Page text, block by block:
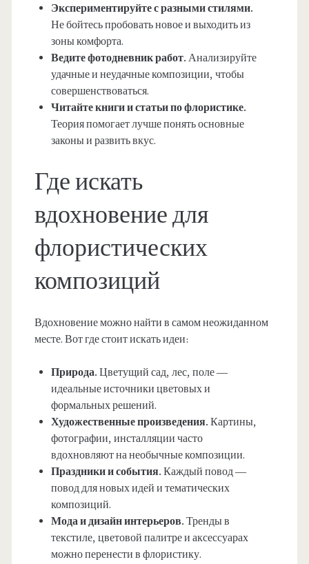
Экспериментируйте с разными стилями.
Не бойтесь пробовать новое и выходить из
зоны комфорта.
Ведите фотодневник работ. Анализируйте
удачные и неудачные композиции, чтобы
совершенствоваться.
Читайте книги и статьи по флористике.
Теория помогает лучше понять основные
законы и развить вкус.
Где искать
вдохновение для
флористических
композиций
Вдохновение можно найти в самом неожиданном
месте. Вот где стоит искать идеи:
Природа. Цветущий сад, лес, поле —
идеальные источники цветовых и
формальных решений.
Художественные произведения. Картины,
фотографии, инсталляции часто
вдохновляют на необычные композиции.
Праздники и события. Каждый повод —
повод для новых идей и тематических
композиций.
Мода и дизайн интерьеров. Тренды в
текстиле, цветовой палитре и аксессуарах
можно перенести в флористику.